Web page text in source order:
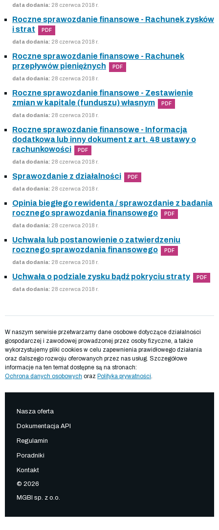
data dodania: 28 czerwca 2018 r.
Roczne sprawozdanie finansowe - Rachunek zysków
i strat
PDF
data dodania: 28 czerwca 2018 r.
Roczne sprawozdanie finansowe - Rachunek
przepływów pieniężnych
PDF
data dodania: 28 czerwca 2018 r.
Roczne sprawozdanie finansowe - Zestawienie
zmian w kapitale (funduszu) własnym
PDF
data dodania: 28 czerwca 2018 r.
Roczne sprawozdanie finansowe - Informacja
dodatkowa lub inny dokument z art. 48 ustawy o
rachunkowości
PDF
data dodania: 28 czerwca 2018 r.
Sprawozdanie z działalności PDF
data dodania: 28 czerwca 2018 r.
Opinia biegłego rewidenta / sprawozdanie z badania
rocznego sprawozdania finansowego
PDF
data dodania: 28 czerwca 2018 r.
Uchwała lub postanowienie o zatwierdzeniu
rocznego sprawozdania finansowego
PDF
data dodania: 28 czerwca 2018 r.
Uchwała o podziale zysku bądź pokryciu straty PDF
data dodania: 28 czerwca 2018 r.
W naszym serwisie przetwarzamy dane osobowe dotyczące działalności
gospodarczej i zawodowej prowadzonej przez osoby fizyczne, a także
wykorzystujemy pliki cookies w celu zapewnienia prawidłowego działania
oraz dalszego rozwoju oferowanych przez nas usług. Szczegółowe
informacje na ten temat dostępne są na stronach:
Ochrona danych osobowych oraz Polityka prywatności
Nasza oferta
Dokumentacja API
Regulamin
Poradniki
Kontakt
© 2026
MGBI sp. z o.o.